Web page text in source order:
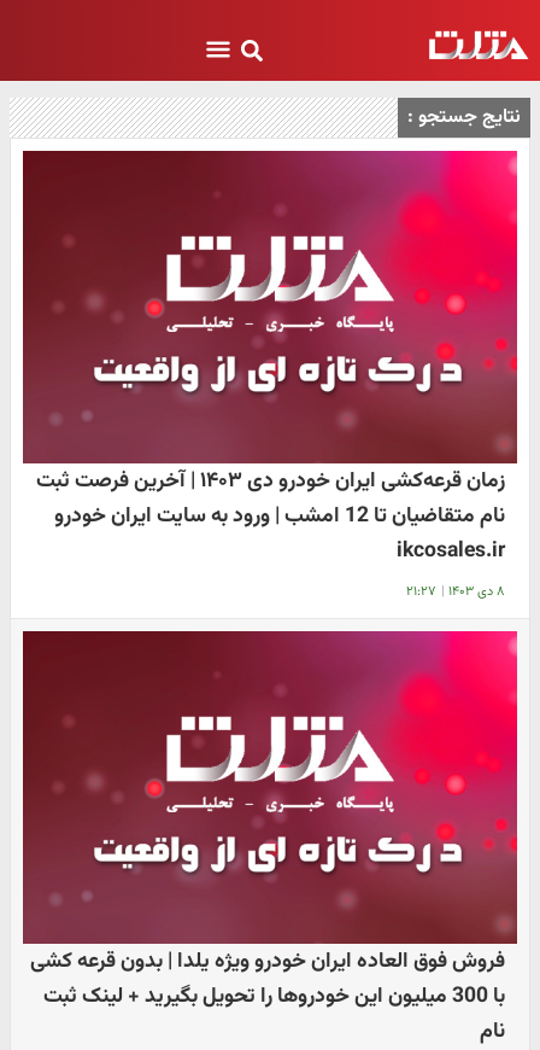
نتایج جستجو :
زمان قرعه‌کشی ایران خودرو دی ۱۴۰۳ | آخرین فرصت ثبت
نام متقاضیان تا 12 امشب | ورود به سایت ایران خودرو
ikcosales.ir
۸ دی ۱۴۰۳ | ۲۱:۲۷
فروش فوق العاده ایران خودرو ویژه یلدا | بدون قرعه کشی
با 300 میلیون این خودروها را تحویل بگیرید + لینک ثبت
نام